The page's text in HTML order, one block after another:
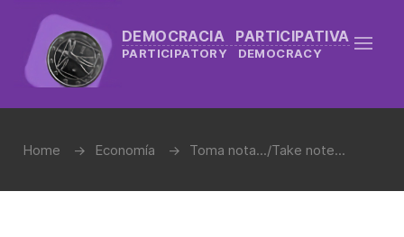
DEMOCRACIA PARTICIPATIVA
PARTICIPATORY DEMOCRACY
Home Economía Toma nota.../Take note...